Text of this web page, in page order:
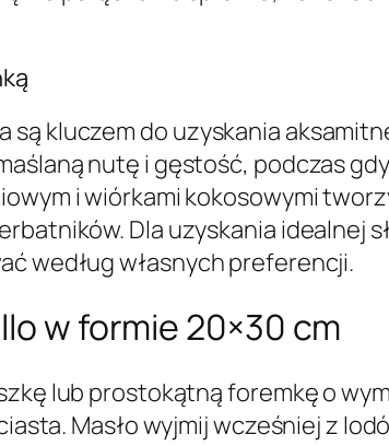
są kluczem do uzyskania
nutę i gęstość, podczas
i wiórkami kokosowymi
Dla uzyskania idealnej
według własnych preferencji.
w formie 20×30 cm
lub prostokątną foremkę o
Masło wyjmij wcześniej z